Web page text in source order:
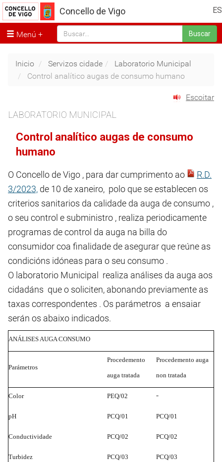
ES
Concello de Vigo
Menú Buscar
Inicio Servizos cidade
Laboratorio Municipal
Control analítico augas de consumo humano
Escoitar
LABORATORIO MUNICIPAL
Control analítico augas de consumo
humano
O Concello de Vigo , para dar cumprimento ao
R.D.
3/2023, de 10 de xaneiro, polo que se establecen os
criterios sanitarios da calidade da auga de consumo ,
o seu control e subministro , realiza periodicamente
programas de control da auga na billa do
consumidor coa finalidade de asegurar que reúne as
condicións idóneas para o seu consumo .
O laboratorio Municipal realiza análises da auga aos
cidadáns que o soliciten, abonando previamente as
taxas correspondentes . Os parámetros a ensaiar
serán os abaixo indicados.
ANÁLISES AUGA CONSUMO
Parámetros
Procedemento
auga tratada
Procedemento auga
non tratada
Color PEQ/02 -
pH PCQ/01 PCQ/01
Conductividade PCQ/02 PCQ/02
Turbidez PCQ/03 PCQ/03